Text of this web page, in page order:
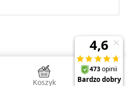
NovaPoint - sklepy internetowe
Koszyk Konto